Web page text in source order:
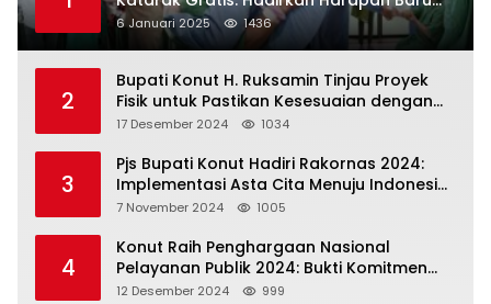
bagi Masyarakat Konut
6 Januari 2025 1436
2
Bupati Konut H. Ruksamin Tinjau Proyek
Fisik untuk Pastikan Kesesuaian dengan
Perencanaan
17 Desember 2024 1034
3
Pjs Bupati Konut Hadiri Rakornas 2024:
Implementasi Asta Cita Menuju Indonesia
Emas
7 November 2024 1005
4
Konut Raih Penghargaan Nasional
Pelayanan Publik 2024: Bukti Komitmen
Menuju Pelayanan Prima
12 Desember 2024 999